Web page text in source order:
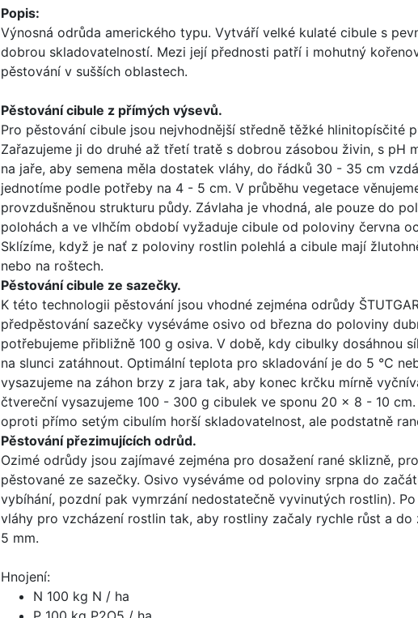
Popis:
Výnosná odrůda amerického typu. Vytváří velké kulaté cibule s
dobrou skladovatelností. Mezi její přednosti patří i mohutný
pěstování v sušších oblastech.
Pěstování cibule z přímých výsevů.
Pro pěstování cibule jsou nejvhodnější středně těžké hlinitopísčité
Zařazujeme ji do druhé až třetí tratě s dobrou zásobou živin, s pH
na jaře, aby semena měla dostatek vláhy, do řádků 30 - 35 cm
jednotíme podle potřeby na 4 - 5 cm. V průběhu vegetace
provzdušněnou strukturu půdy. Závlaha je vhodná, ale pouze do
polohách a ve vlhčím období vyžaduje cibule od poloviny června
Sklízíme, když je nať z poloviny rostlin polehlá a cibule mají
nebo na roštech.
Pěstování cibule ze sazečky.
K této technologii pěstování jsou vhodné zejména odrůdy
předpěstování sazečky vyséváme osivo od března do poloviny
potřebujeme přibližně 100 g osiva. V době, kdy cibulky dosáhnou
na slunci zatáhnout. Optimální teplota pro skladování je do 5 °C
vysazujeme na záhon brzy z jara tak, aby konec krčku mírně
čtvereční vysazujeme 100 - 300 g cibulek ve sponu 20 x 8 - 10
oproti přímo setým cibulím horší skladovatelnost, ale podstatně
Pěstování přezimujících odrůd.
Ozimé odrůdy jsou zajímavé zejména pro dosažení rané sklizně,
pěstované ze sazečky. Osivo vyséváme od poloviny srpna do
vybíhání, pozdní pak vymrzání nedostatečně vyvinutých rostlin).
vláhy pro vzcházení rostlin tak, aby rostliny začaly rychle růst a
5 mm.
Hnojení:
N 100 kg N / ha